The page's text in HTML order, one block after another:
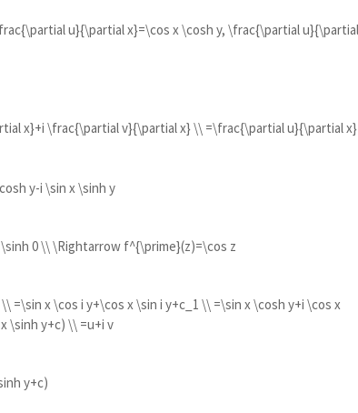
u}{\partial x}=\cos x \cosh y, \frac{\partial u}{\partial
x}+i \frac{\partial v}{\partial x} \\ =\frac{\partial u}{\partial
y-i \sin x \sinh y
0 \\ \Rightarrow f^{\prime}(z)=\cos z
=\sin x \cos i y+\cos x \sin i y+c_1 \\ =\sin x \cosh y+i \cos x
\sinh y+c) \\ =u+i v
y+c)